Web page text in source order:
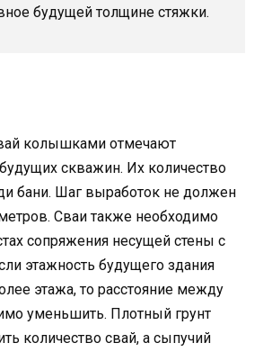
будущей толщине стяжки.
колышками отмечают
скважин. Их количество
бани. Шаг выработок не должен
Сваи также необходимо
сопряжения несущей стены с
этажность будущего здания
этажа, то расстояние между
уменьшить. Плотный грунт
количество свай, а сыпучий